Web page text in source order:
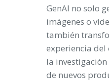
GenAI no solo
imágenes o
también
experiencia del
la
de nuevos